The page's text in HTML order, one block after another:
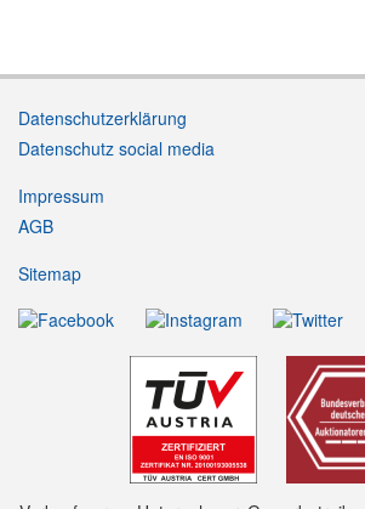
Datenschutzerklärung
Datenschutz social media
Impressum
AGB
Sitemap